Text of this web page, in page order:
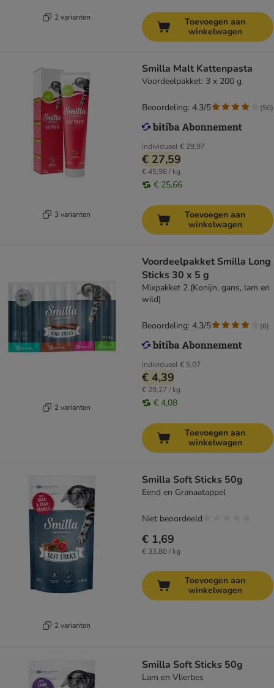
2 varianten
Toevoegen aan
winkelwagen
3 varianten
Smilla Malt Kattenpasta
Voordeelpakket: 3 x 200 g
individueel€ 29,97
€ 27,59
€ 45,98 / kg
€ 25,66
Beoordeling: 4.3/5 (50)
Toevoegen aan
winkelwagen
2 varianten
Voordeelpakket Smilla Long
Sticks 30 x 5 g
Mixpakket 2 (Konijn, gans, lam en
wild)
individueel€ 5,07
€ 4,39
€ 29,27 / kg
€ 4,08
Beoordeling: 4.3/5 (6)
Toevoegen aan
winkelwagen
2 varianten
Smilla Soft Sticks 50g
Eend en Granaatappel
€ 1,69
€ 33,80 / kg
Niet beoordeeld
Toevoegen aan
winkelwagen
Smilla Soft Sticks 50g
Lam en Vlierbes